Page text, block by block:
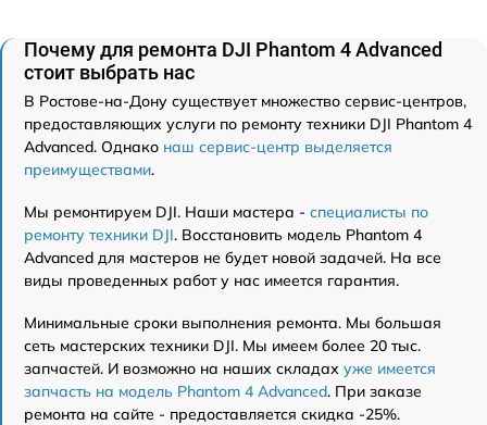
Почему для ремонта DJI Phantom 4 Advanced
стоит выбрать нас
В Ростове-на-Дону существует множество сервис-центров,
предоставляющих услуги по ремонту техники DJI Phantom 4
Advanced. Однако наш сервис-центр выделяется
преимуществами.
Мы ремонтируем DJI. Наши мастера - специалисты по
ремонту техники DJI. Восстановить модель Phantom 4
Advanced для мастеров не будет новой задачей. На все
виды проведенных работ у нас имеется гарантия.
Минимальные сроки выполнения ремонта. Мы большая
сеть мастерских техники DJI. Мы имеем более 20 тыс.
запчастей. И возможно на наших складах уже имеется
запчасть на модель Phantom 4 Advanced. При заказе
ремонта на сайте - предоставляется скидка -25%.